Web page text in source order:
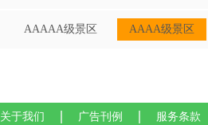
AAAAA级景区 AAAA级景区
关于我们 广告刊例 服务条款